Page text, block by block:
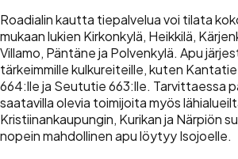
Roadialin kautta tiepalvelua voi tilata
mukaan lukien Kirkonkylä, Heikkilä,
Villamo, Päntäne ja Polvenkylä. Apu
tärkeimmille kulkureiteille, kuten
664:lle ja Seututie 663:lle. Tarvittaessa
saatavilla olevia toimijoita myös
Kristiinankaupungin, Kurikan ja Närpiön
nopein mahdollinen apu löytyy Isojoelle.